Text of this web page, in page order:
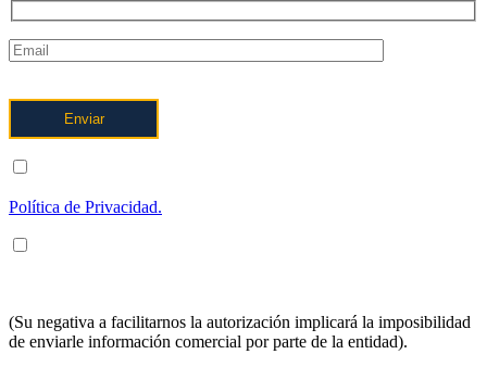
Política de Privacidad.
(Su negativa a facilitarnos la autorización implicará la imposibilidad
de enviarle información comercial por parte de la entidad).